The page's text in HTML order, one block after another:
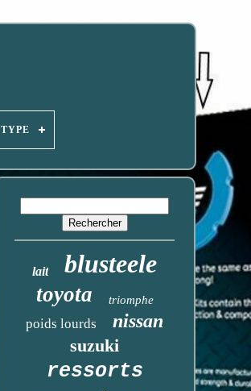
TYPE
lait blusteele
toyota triomphe
poids lourds nissan
suzuki
ressorts